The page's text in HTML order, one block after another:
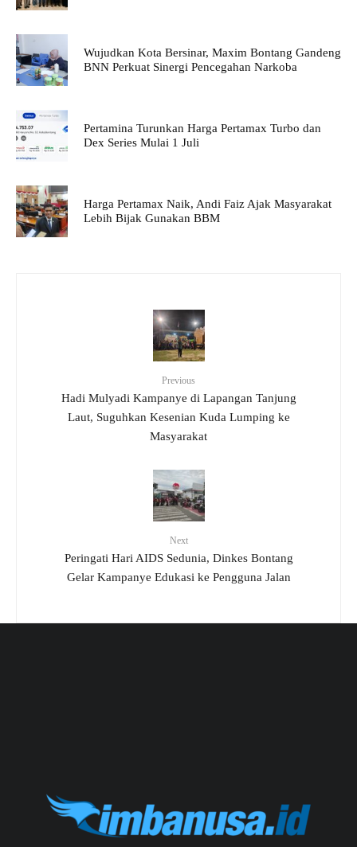
Wujudkan Kota Bersinar, Maxim Bontang Gandeng
BNN Perkuat Sinergi Pencegahan Narkoba
Pertamina Turunkan Harga Pertamax Turbo dan
Dex Series Mulai 1 Juli
Harga Pertamax Naik, Andi Faiz Ajak Masyarakat
Lebih Bijak Gunakan BBM
Previous
Hadi Mulyadi Kampanye di Lapangan Tanjung
Laut, Suguhkan Kesenian Kuda Lumping ke
Masyarakat
Next
Peringati Hari AIDS Sedunia, Dinkes Bontang
Gelar Kampanye Edukasi ke Pengguna Jalan